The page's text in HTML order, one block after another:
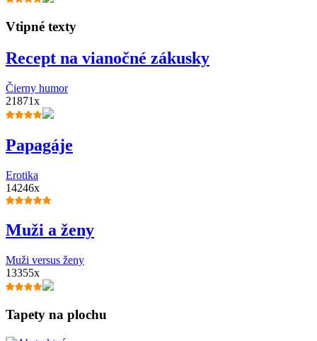
Vtipné texty
Recept na vianočné zákusky
Čierny humor
21871x
Papagáje
Erotika
14246x
Muži a ženy
Muži versus ženy
13355x
Tapety na plochu